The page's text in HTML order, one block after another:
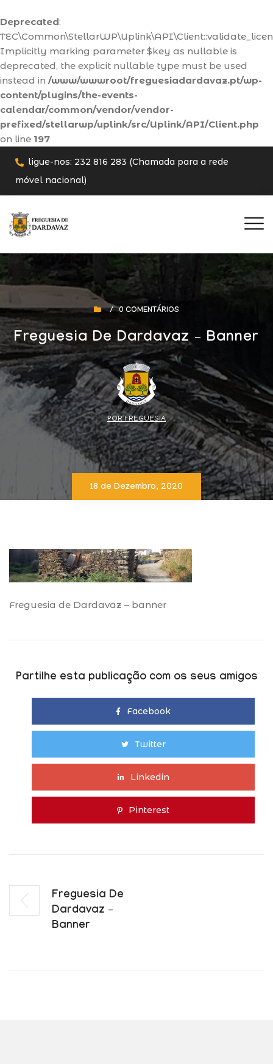
Deprecated:
Implicitly marking parameter $key as nullable is
deprecated, the explicit nullable type must be used
instead in /www/wwwroot/freguesiadardavaz.pt/wp-
content/plugins/the-events-
calendar/common/vendor/vendor-
prefixed/stellarwp/uplink/src/Uplink/API/Client.php
on line 197
ligue-nos: 232 816 283 (Chamada para a rede
móvel nacional)
/0 COMENTÁRIOS
Freguesia De Dardavaz – Banner
POR FREGUESIA
18 de Dezembro, 2020
Freguesia de Dardavaz – banner
Partilhe esta publicação com os seus amigos
Facebook
Twitter
Linkedin
Pinterest
Freguesia De
Dardavaz –
Banner